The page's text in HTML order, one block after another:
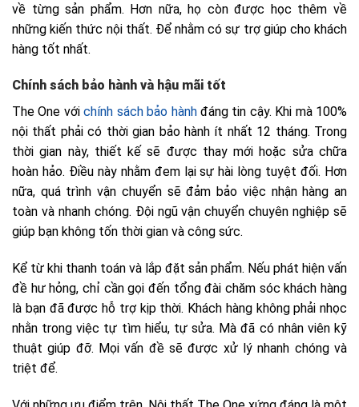
về từng sản phẩm. Hơn nữa, họ còn được học thêm về
những kiến thức nội thất. Để nhằm có sự trợ giúp cho khách
hàng tốt nhất.
Chính sách bảo hành và hậu mãi tốt
The One vớichính sách bảo hànhđáng tin cậy. Khi mà 100%
nội thất phải có thời gian bảo hành ít nhất 12 tháng. Trong
thời gian này, thiết kế sẽ được thay mới hoặc sửa chữa
hoàn hảo. Điều này nhằm đem lại sự hài lòng tuyệt đối. Hơn
nữa, quá trình vận chuyển sẽ đảm bảo việc nhận hàng an
toàn và nhanh chóng. Đội ngũ vận chuyển chuyên nghiệp sẽ
giúp bạn không tốn thời gian và công sức.
Kể từ khi thanh toán và lắp đặt sản phẩm. Nếu phát hiện vấn
đề hư hỏng, chỉ cần gọi đến tổng đài chăm sóc khách hàng
là bạn đã được hỗ trợ kịp thời. Khách hàng không phải nhọc
nhằn trong việc tự tìm hiểu, tự sửa. Mà đã có nhân viên kỹ
thuật giúp đỡ. Mọi vấn đề sẽ được xử lý nhanh chóng và
triệt để.